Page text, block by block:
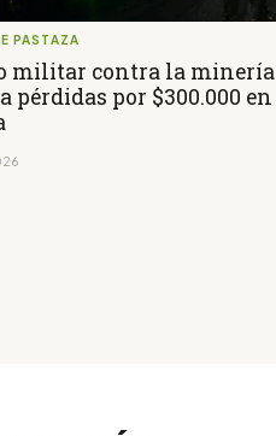
PASTAZA
militar contra la minería
pérdidas por $300.000